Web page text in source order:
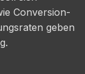
Conversion-
geben